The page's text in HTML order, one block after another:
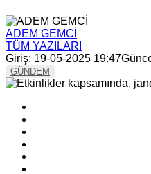
ADEM GEMCİ
TÜM YAZILARI
Giriş: 19-05-2025 19:47
GÜNDEM